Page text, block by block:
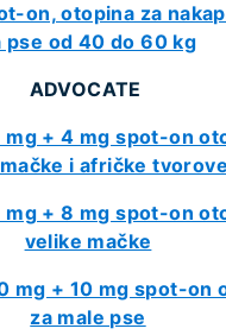
on, otopina za
pse od 40 do 60 kg
ADVOCATE
+ 4 mg spot-on
i afričke tvorove
+ 8 mg spot-on
velike mačke
mg + 10 mg spot-on
za male pse